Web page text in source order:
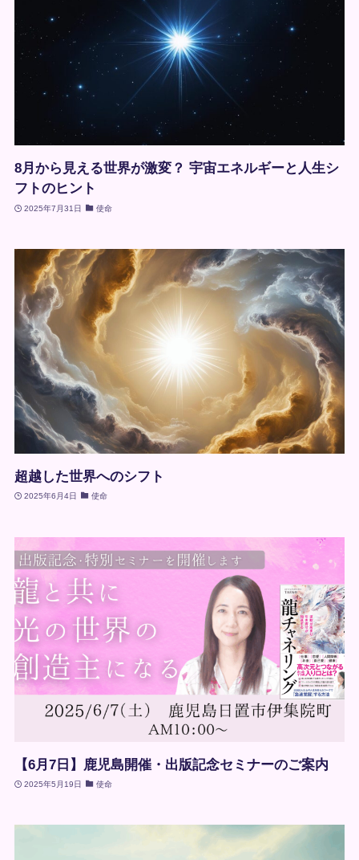
8月から見える世界が激変？ 宇宙エネルギーと人生シ
フトのヒント
2025年7月31日 使命
超越した世界へのシフト
2025年6月4日 使命
【6月7日】鹿児島開催・出版記念セミナーのご案内
2025年5月19日 使命